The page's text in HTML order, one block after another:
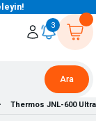
Ara
3
Thermos JNL-600